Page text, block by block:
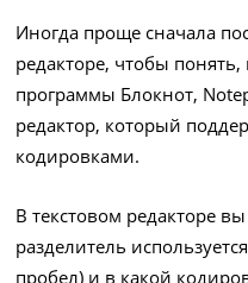
Иногда проще сначала
редакторе, чтобы понять,
программы Блокнот,
редактор, который
кодировками.
В текстовом редакторе
разделитель
пробел) и в какой